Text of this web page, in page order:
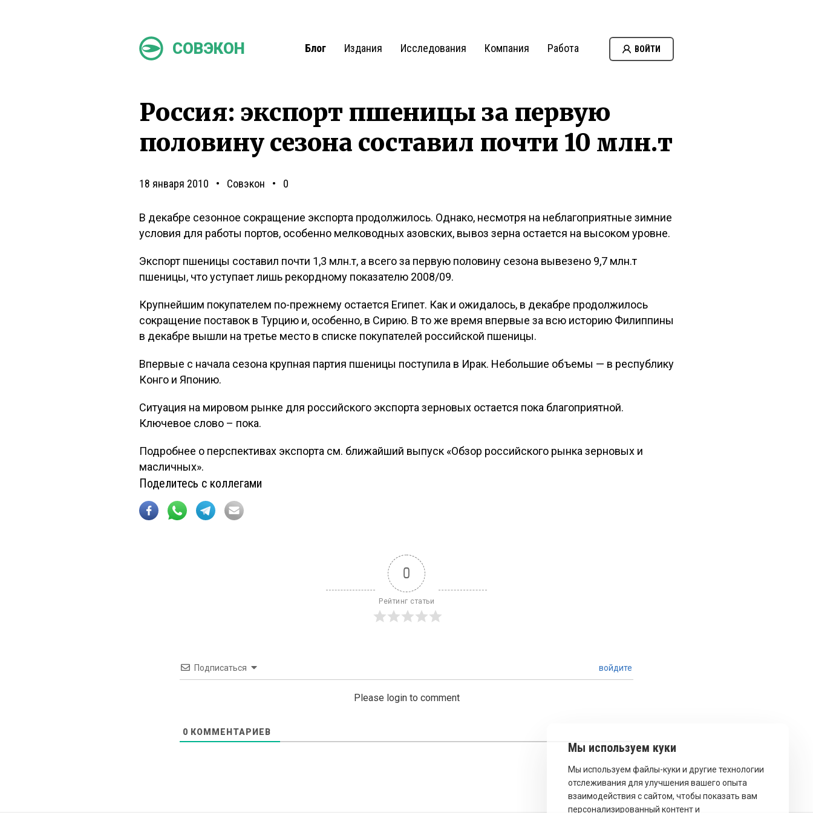
СОВЭКОН Блог Издания Исследования Компания Работа ВОЙТИ
Россия: экспорт пшеницы за первую
половину сезона составил почти 10 млн.т
18 января 2010 Совэкон 0
В декабре сезонное сокращение экспорта продолжилось. Однако, несмотря на неблагоприятные зимние
условия для работы портов, особенно мелководных азовских, вывоз зерна остается на высоком уровне.
Экспорт пшеницы составил почти 1,3 млн.т, а всего за первую половину сезона вывезено 9,7 млн.т
пшеницы, что уступает лишь рекордному показателю 2008/09.
Крупнейшим покупателем по-прежнему остается Египет. Как и ожидалось, в декабре продолжилось
сокращение поставок в Турцию и, особенно, в Сирию. В то же время впервые за всю историю Филиппины
в декабре вышли на третье место в списке покупателей российской пшеницы.
Впервые с начала сезона крупная партия пшеницы поступила в Ирак. Небольшие объемы — в республику
Конго и Японию.
Ситуация на мировом рынке для российского экспорта зерновых остается пока благоприятной.
Ключевое слово – пока.
Подробнее о перспективах экспорта см. ближайший выпуск «Обзор российского рынка зерновых и
масличных».
Поделитесь с коллегами
0
Рейтинг статьи
Подписаться войдите
Please login to comment
0 КОММЕНТАРИЕВ